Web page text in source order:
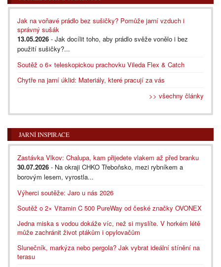
Jak na voňavé prádlo bez sušičky? Pomůže jarní vzduch i
správný sušák
13.05.2026 - Jak docílit toho, aby prádlo svěže vonělo i bez
použití sušičky?...
Soutěž o 6× teleskopickou prachovku Vileda Flex & Catch
Chytře na jarní úklid: Materiály, které pracují za vás
>> všechny články
JARNÍ INSPIRACE
Zastávka Vlkov: Chalupa, kam přijedete vlakem až před branku
30.07.2026 - Na okraji CHKO Třeboňsko, mezi rybníkem a
borovým lesem, vyrostla...
Výherci soutěže: Jaro u nás 2026
Soutěž o 2× Vitamin C 500 PureWay od české značky OVONEX
Jedna miska s vodou dokáže víc, než si myslíte. V horkém létě
může zachránit život ptákům i opylovačům
Slunečník, markýza nebo pergola? Jak vybrat ideální stínění na
terasu